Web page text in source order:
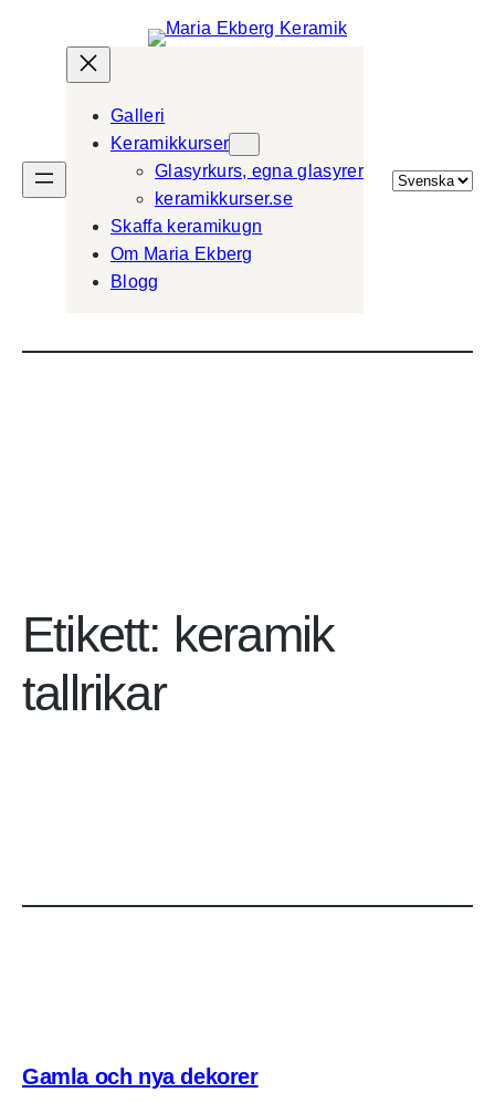
Galleri
Keramikkurser
Glasyrkurs, egna glasyrer
keramikkurser.se
Skaffa keramikugn
Om Maria Ekberg
Blogg
Välj
Etikett: keramik
tallrikar
Gamla och nya dekorer